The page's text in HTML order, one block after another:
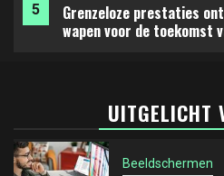
1
Een Visuele 4K-Sensatie:
Werk en Entertainment
Dompel jezelf onder in
mobiel werken en
tussen draagbaarheid en
UITGELICHT
Beeldschermen